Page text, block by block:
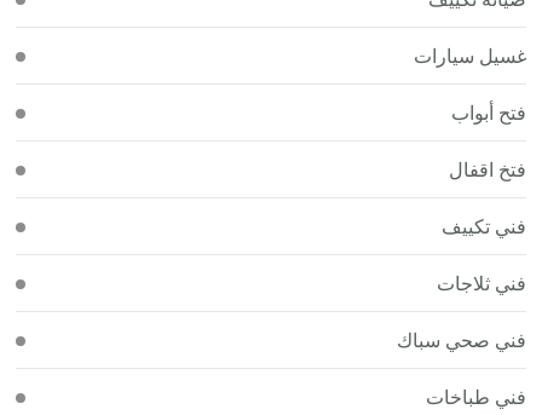
غسيل سيارات
فتح أبواب
فتخ اقفال
فني تكييف
فني ثلاجات
فني صحي سباك
فني طباخات